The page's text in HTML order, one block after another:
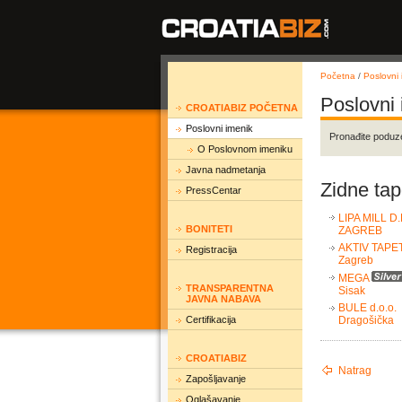
CROATIABIZ POČETNA
Poslovni imenik
O Poslovnom imeniku
Javna nadmetanja
PressCentar
BONITETI
Registracija
TRANSPARENTNA
JAVNA NABAVA
Certifikacija
CROATIABIZ
Zapošljavanje
Oglašavanje
Početna / Poslovni
Poslovni
Pronađite
Zidne
LIPA MILL
ZAGREB
AKTIV
Zagreb
MEGA
Sisak
BULE d.o.o.
Dragošička
Natrag